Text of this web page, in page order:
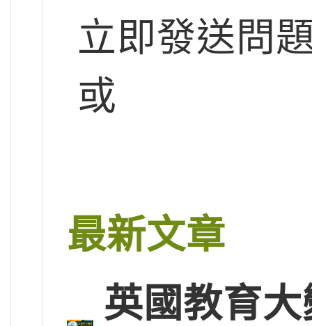
立即發送問
或
最新文章
英國教育